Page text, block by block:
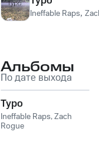
Ineffable Raps,
Альбомы
По дате выхода
Typo
Ineffable Raps,Zach
Rogue